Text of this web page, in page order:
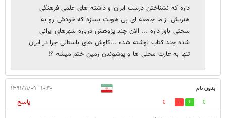
داره که نشناختن درست ایران و داشته های علمی فرهنگی
هنریش از ما جامعه ای بی هویت بسازه که خودش رو به
سختی باور داره ... الان چند پژوهش درباره شهرهای ایرانی
شده چند کتاب نوشته شده ...کاوش های باستانی چرا در ایران
تنها به غارت محلی ها و پوشوندن زمین ختم میشه ؟!
بدون نام ۱۰:۴۰ - ۱۳۹۱/۱۱/۰۹
0
0
پاسخ